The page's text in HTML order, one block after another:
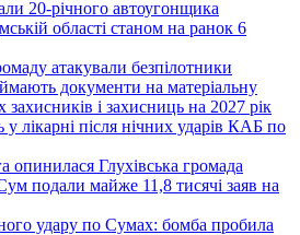
20-річного автоугонщика
області станом на ранок 6
атакували безпілотники
документи на матеріальну
захисників і захисниць на 2027 рік
лікарні після нічних ударів КАБ по
опинилася Глухівська громада
подали майже 11,8 тисячі заяв на
удару по Сумах: бомба пробила